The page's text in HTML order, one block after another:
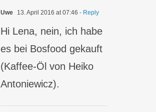
Uwe 13. April 2016 at 07:46 - Reply
Hi Lena, nein, ich habe
es bei Bosfood gekauft
(Kaffee-Öl von Heiko
Antoniewicz).